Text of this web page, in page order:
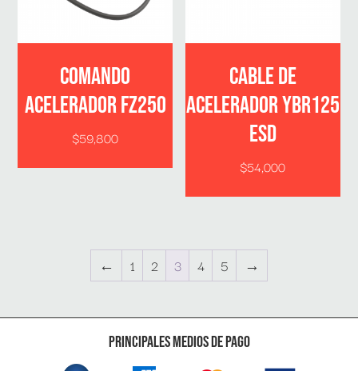
COMANDO
ACELERADOR FZ250
$59,800
CABLE DE
ACELERADOR YBR125
ESD
$54,000
← 1 2 3 4 5 →
Principales medios de pago